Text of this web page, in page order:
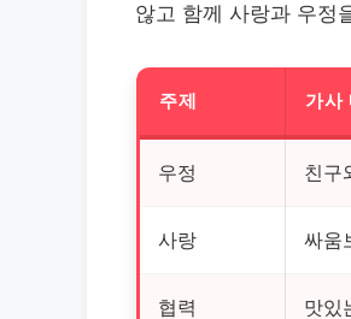
않고 함께 사랑과 우정
주제 가사
우정 친구
사랑 싸움
협력 맛있